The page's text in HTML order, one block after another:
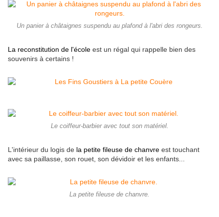
Un panier à châtaignes suspendu au plafond à l'abri des rongeurs.
La reconstitution de l'école est un régal qui rappelle bien des
souvenirs à certains !
Le coiffeur-barbier avec tout son matériel.
L'intérieur du logis de la petite fileuse de chanvre est touchant
avec sa paillasse, son rouet, son dévidoir et les enfants...
La petite fileuse de chanvre.